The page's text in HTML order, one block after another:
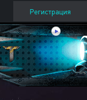
Регистрация